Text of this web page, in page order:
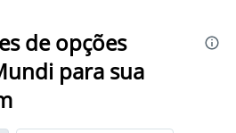
de opções
para sua